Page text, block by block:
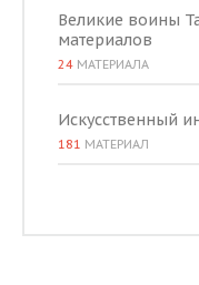
Великие воины
материалов
24 МАТЕРИАЛА
Искусственный
181 МАТЕРИАЛ